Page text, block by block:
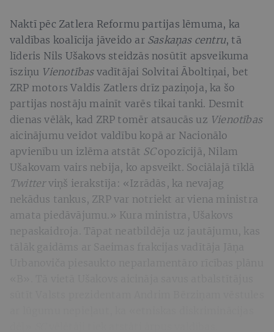
Naktī pēc Zatlera Reformu partijas lēmuma, ka
valdības koalīcija jāveido ar Saskaņas centru, tā
līderis Nils Ušakovs steidzās nosūtīt apsveikuma
īsziņu Vienotības vadītājai Solvitai Āboltiņai, bet
ZRP motors Valdis Zatlers drīz paziņoja, ka šo
partijas nostāju mainīt varēs tikai tanki. Desmit
dienas vēlāk, kad ZRP tomēr atsaucās uz Vienotības
aicinājumu veidot valdību kopā ar Nacionālo
apvienību un izlēma atstāt SCopozīcijā, Nilam
Ušakovam vairs nebija, ko apsveikt. Sociālajā tīklā
Twitterviņš ierakstīja: «Izrādās, ka nevajag
nekādus tankus, ZRP var notriekt ar viena ministra
amata piedāvājumu.» Kura ministra, Ušakovs
nepaskaidroja. Tāpat neatbildēja uz jautājumu, kas
tālāk gaidāms ar Saeimas frakcijas vadītāja Jāņa